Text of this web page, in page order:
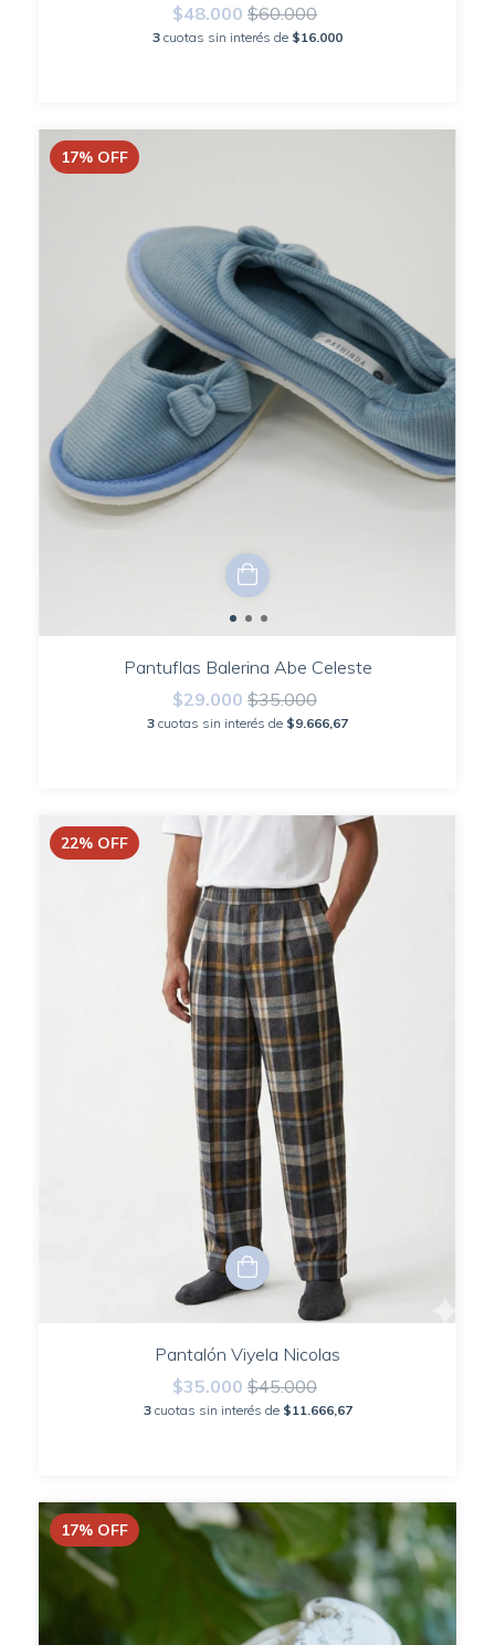
$48.000 $60.000
3 cuotas sin interés de $16.000
17% OFF
Pantuflas Balerina Abe Celeste
$29.000 $35.000
3 cuotas sin interés de $9.666,67
22% OFF
Pantalón Viyela Nicolas
$35.000 $45.000
3 cuotas sin interés de $11.666,67
17% OFF